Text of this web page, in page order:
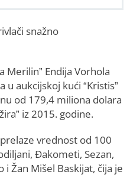
snažno
Merilin” Endija Vorhola
aukcijskoj kući “Kristis”
od 179,4 miliona dolara
iz 2015. godine.
vrednost od 100
Đakometi, Sezan,
i Žan Mišel Baskijat, čija je